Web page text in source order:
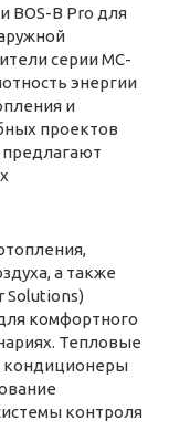
BOS-B Pro для
серии MC-
энергии
и
проектов
предлагают
а также
Solutions)
комфортного
Тепловые
кондиционеры
контроля